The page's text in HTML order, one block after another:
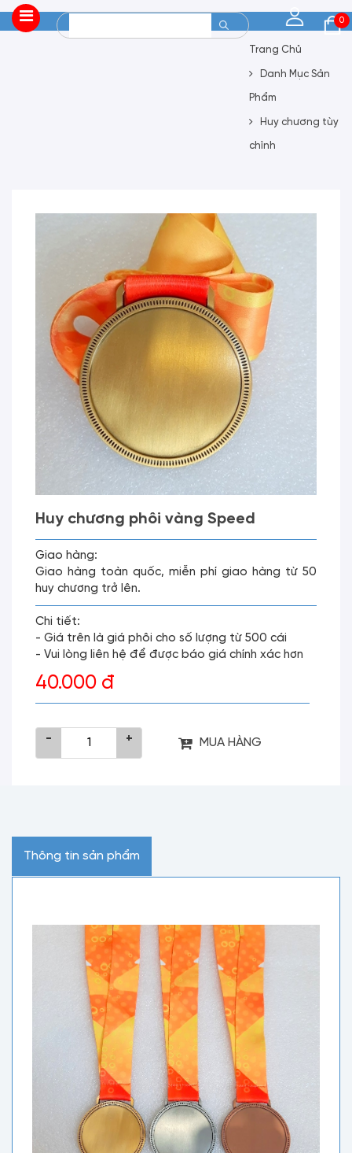
0
Trang Chủ
Danh Mục Sản
Phẩm
Huy chương tùy
chỉnh
Huy chương phôi vàng Speed
Giao hàng:
Giao hàng toàn quốc, miễn phí giao hàng từ 50
huy chương trở lên.
Chi tiết:
- Giá trên là giá phôi cho số lượng từ 500 cái
- Vui lòng liên hệ để được báo giá chính xác hơn
40.000 đ
- + MUA HÀNG
Thông tin sản phẩm